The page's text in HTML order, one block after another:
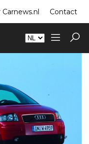
Carnews.nl Contact